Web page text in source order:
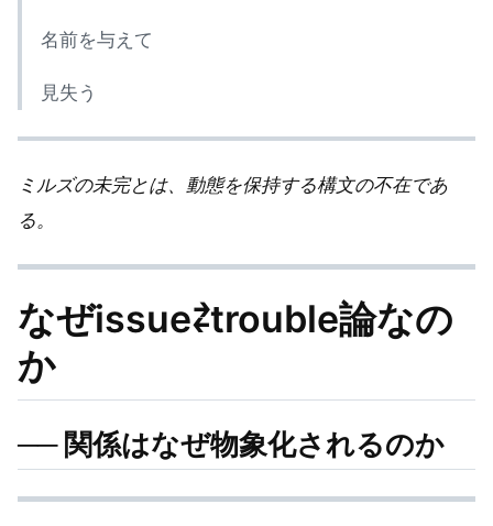
名前を与えて
見失う
ミルズの未完とは、動態を保持する構文の不在であ
る。
なぜissue⇄trouble論なの
か
── 関係はなぜ物象化されるのか